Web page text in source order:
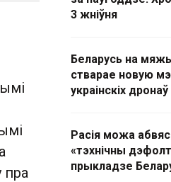
пра
3 жніўня
Беларусь на
стварае новую
украінскіх дронаў
Расія можа
«тэхнічны
прыкладзе